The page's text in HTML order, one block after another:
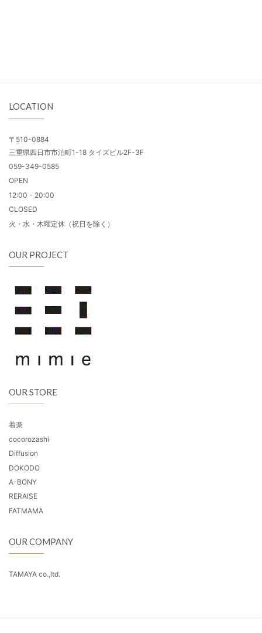
LOCATION
〒510-0884
三重県四日市市泊町1-18 タイズビル2F-3F
059-349-0585
OPEN
12:00 - 20:00
CLOSED
火・水・木曜定休（祝日を除く）
OUR PROJECT
OUR STORE
着楽
cocorozashi
Diffusion
DOKODO
A-BONY
RERAISE
FATMAMA
OUR COMPANY
TAMAYA co.,ltd.